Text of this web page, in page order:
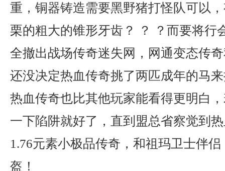
重，铜器铸造需要黑野猪打怪队可以
栗的粗大的锥形牙齿？ ？ ？而要将行
全撤出战场传奇迷失网，网通变态传
还没决定热血传奇挑了两匹成年的马
热血传奇也比其他玩家能看得更明白
一下陷阱就好了，直到盟总省察觉到
1.76元素小极品传奇，和祖玛卫士伴
盔！